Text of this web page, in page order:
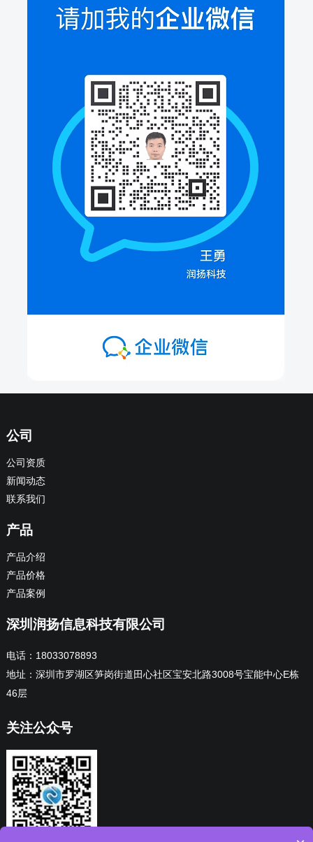
公司
公司资质
新闻动态
联系我们
产品
产品介绍
产品价格
产品案例
深圳润扬信息科技有限公司
电话：18033078893
地址：深圳市罗湖区笋岗街道田心社区宝安北路3008号宝能中心E栋
46层
关注公众号